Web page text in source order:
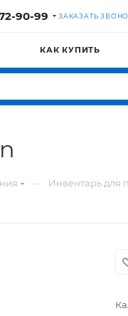
90-99 ЗАКАЗАТЬ
КАК КУПИТЬ
— Инвентарь для